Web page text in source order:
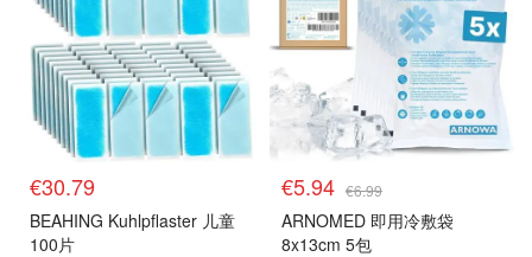
€30.79
BEAHING Kuhlpflaster 儿童
100片
€5.94 €6.99
ARNOMED 即用冷敷袋
8x13cm 5包